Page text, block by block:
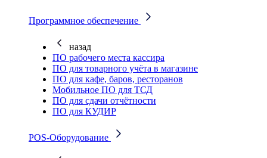
Программное обеспечение
назад
ПО рабочего места кассира
ПО для товарного учёта в магазине
ПО для кафе, баров, ресторанов
Мобильное ПО для ТСД
ПО для сдачи отчётности
ПО для КУДИР
POS-Оборудование